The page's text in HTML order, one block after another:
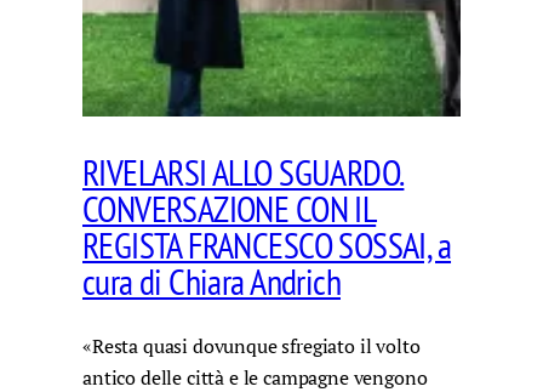
RIVELARSI ALLO SGUARDO.
CONVERSAZIONE CON IL
REGISTA FRANCESCO SOSSAI, a
cura di Chiara Andrich
«Resta quasi dovunque sfregiato il volto
antico delle città e le campagne vengono